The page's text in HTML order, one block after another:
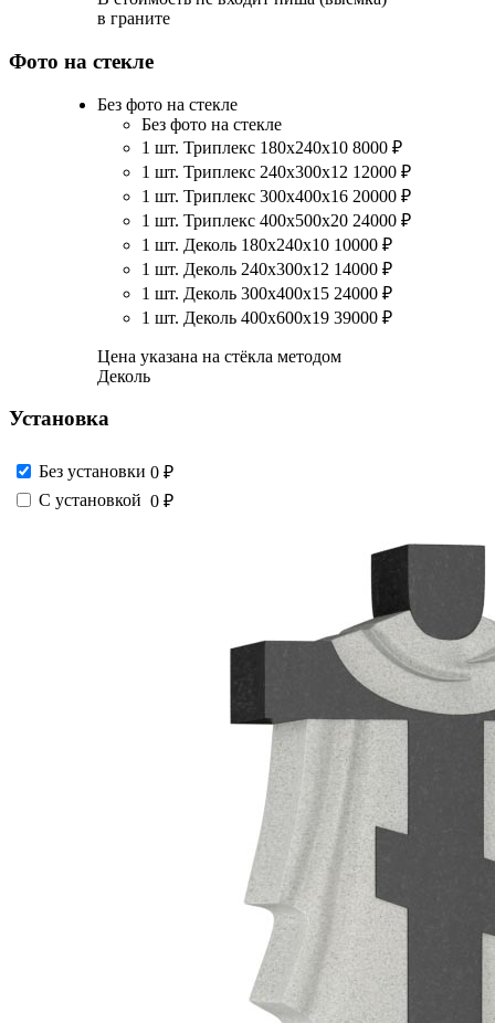
в граните
Фото на стекле
Без фото на стекле
Без фото на стекле
1 шт. Триплекс 180х240х10 8000 ₽
1 шт. Триплекс 240х300х12 12000 ₽
1 шт. Триплекс 300х400х16 20000 ₽
1 шт. Триплекс 400х500х20 24000 ₽
1 шт. Деколь 180х240х10 10000 ₽
1 шт. Деколь 240х300х12 14000 ₽
1 шт. Деколь 300х400х15 24000 ₽
1 шт. Деколь 400х600х19 39000 ₽
Цена указана на стёкла методом
Деколь
Установка
Без установки 0 ₽
С установкой 0 ₽